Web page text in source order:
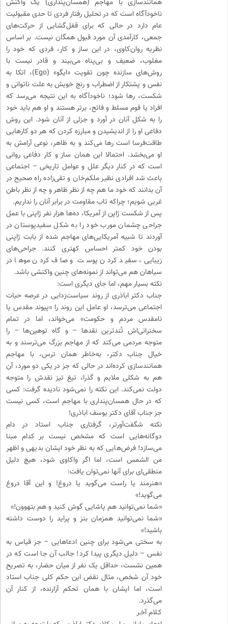
همانند‌سازی با مهاجم (همسان‌پنداری) یک واکنش
ناخودآگاه است که در تحلیل رفتار فردی تا حدی مقبولیت
عام دارد در حالی که برای قفل‌گشایی از حرکت‌های
جمعی، کارآمدی آن مورد قبول همگان نیست. بر اساس
نظریه روان‌کاوی، در این ساز و کار، فردی که خود را
مغلوب، ضعیف و بی‌پناه می‌بیند و قادر نیست با
روش‌های سازنده چون تقویت «ایگو» (Ego)، اتکا به
نفس و پشتکار از اضطراب و رنج خویش به علت ناتوانی و
شکست، رها شود؛ ناخودآگاه به این نتیجه می‌رسد که
افراد یا قوم مسلط و فاتح، برتر هستند و او هم باید خود
را به شکل آنان در آورد و جزئی از آنان شود. این روش
دفاعی او را از اندیشیدن و مبارزه کردن که هر دو کارهایی
طاقت‌فرسا است رها می‌کند و به ظاهر، نوعی آرامش به
او می‌بخشد. احتمالا این همان ساز و کار دفاعی روانی
است که در کنار دیگر علل و عوامل تاریخی – اجتماعی
باعث شد افرادی نظیر ملکم‌خان و تقی‌زاده راه صحیح در
آن بدانند که خود ما هم چه از نظر ظاهر و چه از نظر باطن
غربی شویم؛ چراکه تاب مقاومت در برابر آنان را نداریم.
پس از شکست ژاپن از آمریکا، ده‌ها هزار نفر ژاپنی با عمل
جراحی چشمان مورب خود را به شکل سفیدپوستان در
آوردند تا شبیه آمریکایی‌های مهاجم شده از بابت ژاپنی
بودن خود کمتر احساس کهتری کنند. جراحی‌های
زیبایی، سفید کردن پوست و صاف کردن موها در
سیاهان هم می‌تواند از نمونه‌های چنین واکنشی باشد.
نکته بسیار مهم، اما جای دیگری است:
جناب دکتر اباذری از روند سیاست‌زدایی در عرصه حیات
اجتماعی می‌ترسد، او عامل این روند را «پیوند مقدس یا
نامقدس مردم و حکومت» می‌خواند، اما در تمام
سخنرانی‌اش تُندترین نقدها – و گاه توهین‌ها – را
متوجه مردمی می‌کند که از مهاجم بزرگ می‌ترسند و به
خیال جناب دکتر، به‌خاطر همان ترس، با مهاجم
همانندسازی کرده‌اند در حالی که جز در یکی دو مورد، آن
هم به شکلی ملایم و گذرا، تیغ تیز نقدش را متوجه
دولت نمی‌کند. این نکته را نمی‌شود نادیده گرفت: کسی
که در حال همسان‌پنداری با مهاجم است، کسی نیست
جز جناب آقای دکتر یوسف اباذری!
نکته شگفت‌آورتر، گرفتاری جناب استاد در دام
دوگانه‌هایی است که مشخص نیست بر کدام مبنا
می‌سازد! فرض‌هایی که به نظر خود ایشان بدیهی و اظهر
من الشمس است، اما اگر واکاوی شود، هیچ دلیل
منطقی‌ای برای آنها نمی‌توان یافت:
«هنرمند یا راست می‌گوید یا دروغ! و این آقا دروغ
می‌گوید!»
«شما نمی‌توانید هم پاشایی گوش کنید و هم بتهوون!»
«شما نمی‌توانید همزمان بنز و پراید را دوست داشته
باشید!»
به سختی می‌شود برای چنین ادعاهایی – جز قیاس به
نفس – دلیل دیگری پیدا کرد! جالب آن جا است که در
همین نشست، حداقل یک نفر از میان حضار، به تصریح
خود آن شخص، مثال نقض این حکم کلی جناب استاد
است، اما ایشان با همان تحکم آزارنده، از کنار آن
می‌گذرد.
کـلام آخـر